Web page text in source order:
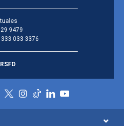
9479
033 3376